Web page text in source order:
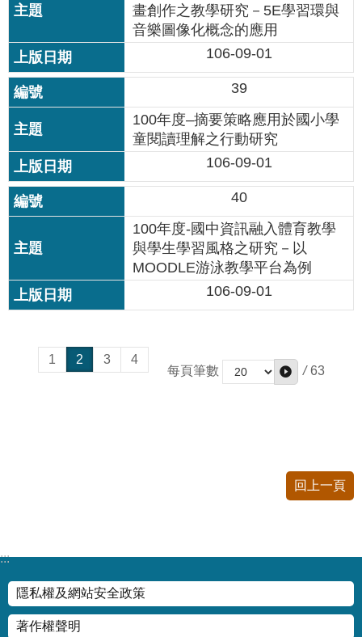
畫創作之教學研究－5E學習環與
音樂圖像化概念的應用
106-09-01
39
100年度–摘要策略應用於國小學
童閱讀理解之行動研究
106-09-01
40
100年度-國中資訊融入體育教學
與學生學習風格之研究－以
MOODLE游泳教學平台為例
106-09-01
1 2 3
4
每頁筆數
/ 63
回上一頁
:::
隱私權及網站安全政策
著作權聲明